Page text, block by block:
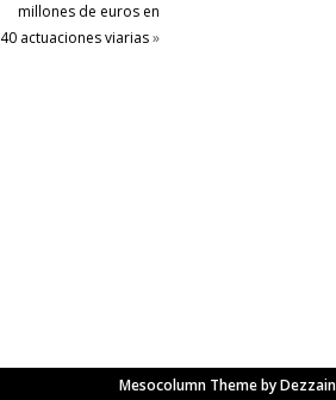
millones de euros en
40 actuaciones viarias»
Mesocolumn Theme by Dezzain